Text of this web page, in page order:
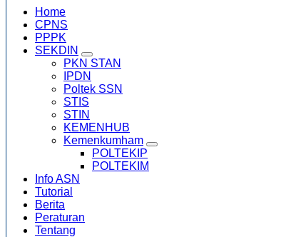
Home
CPNS
PPPK
SEKDIN
PKN STAN
IPDN
Poltek SSN
STIS
STIN
KEMENHUB
Kemenkumham
POLTEKIP
POLTEKIM
Info ASN
Tutorial
Berita
Peraturan
Tentang